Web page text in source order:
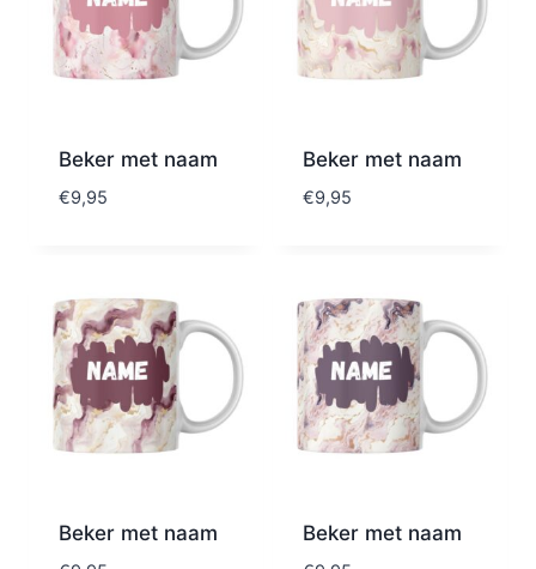
Beker met naam
€9,95
Beker met naam
€9,95
Beker met naam Beker met naam